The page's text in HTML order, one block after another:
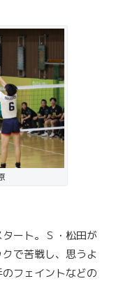
ート。Ｓ ・ 松田が
で苦戦し、思うよ
フェイントなどの